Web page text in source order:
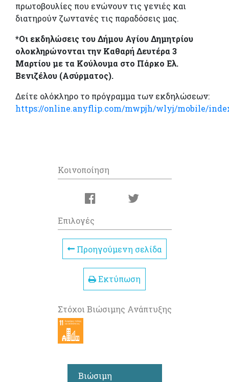
πρωτοβουλίες που ενώνουν τις γενιές και
διατηρούν ζωντανές τις παραδόσεις μας.
*Οι εκδηλώσεις του Δήμου Αγίου Δημητρίου
ολοκληρώνονται την Καθαρή Δευτέρα 3
Μαρτίου με τα Κούλουμα στο Πάρκο Ελ.
Βενιζέλου (Ασύρματος).
Δείτε ολόκληρο το πρόγραμμα των εκδηλώσεων:
https://online.anyflip.com/mwpjh/wlyj/mobile/
Κοινοποίηση
Επιλογές
Προηγούμενη σελίδα
Εκτύπωση
Στόχοι Βιώσιμης Ανάπτυξης
Βιώσιμη